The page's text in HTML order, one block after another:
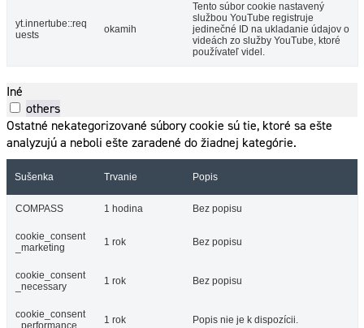
yt.innertube::req
uests
okamih
Tento súbor cookie nastavený
službou YouTube registruje
jedinečné ID na ukladanie údajov o
videách zo služby YouTube, ktoré
používateľ videl.
Iné
others
Ostatné nekategorizované súbory cookie sú tie, ktoré sa ešte
analyzujú a neboli ešte zaradené do žiadnej kategórie.
Sušenka Trvanie Popis
COMPASS 1 hodina Bez popisu
cookie_consent
_marketing
1 rok Bez popisu
cookie_consent
_necessary
1 rok Bez popisu
cookie_consent
_performance
1 rok Popis nie je k dispozícii.